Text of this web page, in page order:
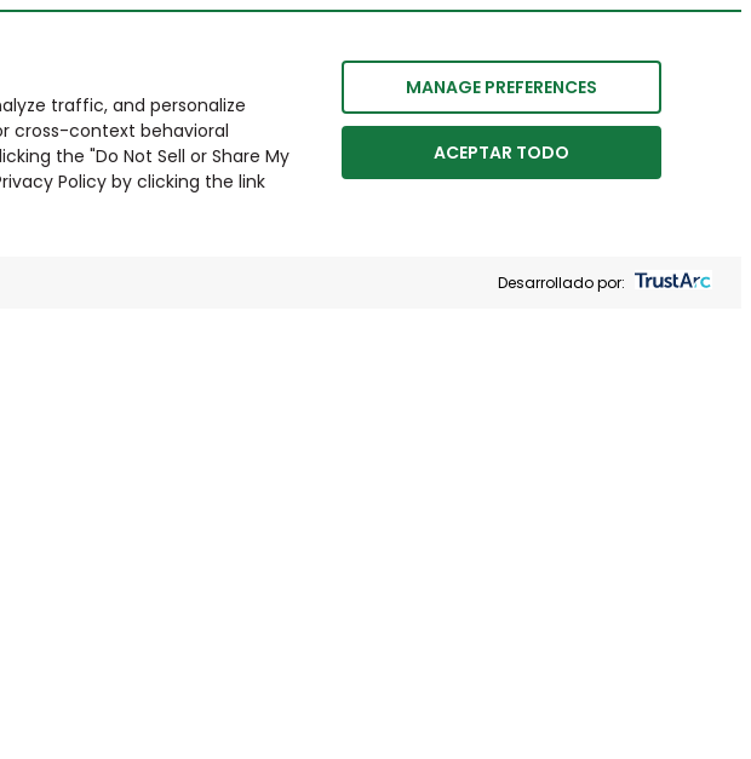
traffic, and personalize
cross-context behavioral
the "Do Not Sell or Share My
Policy by clicking the link
MANAGE PREFERENCES
ACEPTAR TODO
Desarrollado por: